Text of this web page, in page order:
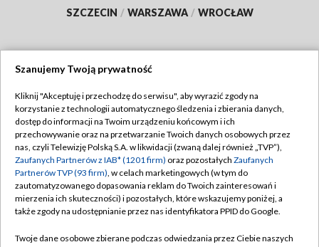
SZCZECIN / WARSZAWA / WROCŁAW
TVP
Abonament TVP
Emisja w TVP
Centrum informacji TVP
Naziemna Telewizja Cyfrowa
Regulamin TVP
Polityka prywatności
Moje zgody
Pomoc
Szanujemy Twoją prywatność
Kliknij "Akceptuję i przechodzę do serwisu", aby wyrazić zgody na
korzystanie z technologii automatycznego śledzenia i zbierania danych,
dostęp do informacji na Twoim urządzeniu końcowym i ich
przechowywanie oraz na przetwarzanie Twoich danych osobowych przez
nas, czyli Telewizję Polską S.A. w likwidacji (zwaną dalej również „TVP”),
Zaufanych Partnerów z IAB* (1201 firm) oraz pozostałych Zaufanych
Partnerów TVP (93 firm), w celach marketingowych (w tym do
zautomatyzowanego dopasowania reklam do Twoich zainteresowań i
mierzenia ich skuteczności) i pozostałych, które wskazujemy poniżej, a
także zgody na udostępnianie przez nas identyfikatora PPID do Google.
Twoje dane osobowe zbierane podczas odwiedzania przez Ciebie naszych